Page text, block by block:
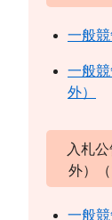
一般競
一般
外）
入札
外）（
一般競